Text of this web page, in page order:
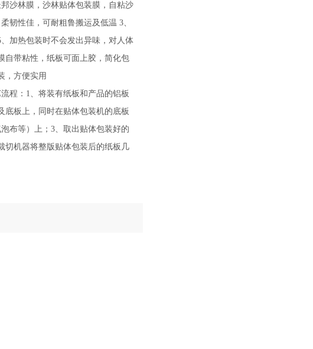
沙林膜，沙林贴体包装膜，自粘沙
韧性佳，可耐粗鲁搬运及低温 3、
加热包装时不会发出异味，对人体
自带粘性，纸板可面上胶，简化包
，方便实用
程：1、将装有纸板和产品的铝板
底板上，同时在贴体包装机的底板
布等）上；3、取出贴体包装好的
切机器将整版贴体包装后的纸板几